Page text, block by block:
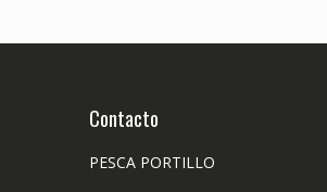
Contacto
PESCA PORTILLO